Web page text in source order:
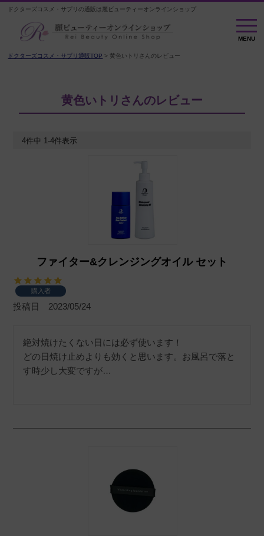
ドクターズコスメ・サプリの通販は麗ビューティーオンラインショップ
MENU
MENU
ドクターズコスメ・サプリ通販TOP 黄色いトリさんのレビュー
黄色いトリさんのレビュー
4件中 1-4件表示
ファイター&クレンジングオイル セット
購入者
投稿日 2023/05/24
絶対焼けたくない日には必ず使います！
どの日焼け止めよりも効くと思います。お風呂で落と
す時少し大変ですが…